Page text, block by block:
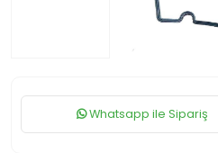
Whatsapp ile Sipariş